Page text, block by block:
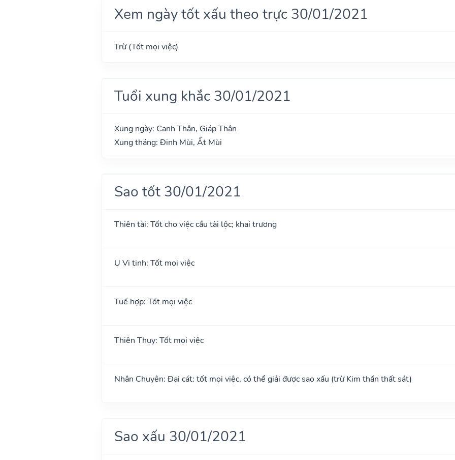
Xem ngày tốt xấu theo trực 30/01/2021
Trừ (Tốt mọi việc)
Tuổi xung khắc 30/01/2021
Xung ngày: Canh Thân, Giáp Thân
Xung tháng: Đinh Mùi, Ất Mùi
Sao tốt 30/01/2021
Thiên tài: Tốt cho việc cầu tài lộc; khai trương
U Vi tinh: Tốt mọi việc
Tuế hợp: Tốt mọi việc
Thiên Thụy: Tốt mọi việc
Nhân Chuyên: Đại cát: tốt mọi việc, có thể giải được sao xấu (trừ Kim thần thất sát)
Sao xấu 30/01/2021